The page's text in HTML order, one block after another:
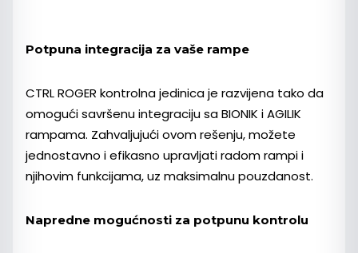
Potpuna integracija za vaše rampe
CTRL ROGER kontrolna jedinica je razvijena tako da
omogući savršenu integraciju sa BIONIK i AGILIK
rampama. Zahvaljujući ovom rešenju, možete
jednostavno i efikasno upravljati radom rampi i
njihovim funkcijama, uz maksimalnu pouzdanost.
Napredne mogućnosti za potpunu kontrolu